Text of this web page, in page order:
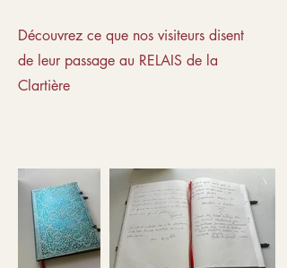
Découvrez ce que nos visiteurs disent
de leur passage au RELAIS de la
Clartière